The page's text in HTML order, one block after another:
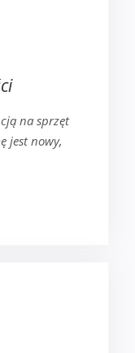
na sprzęt
jest nowy,